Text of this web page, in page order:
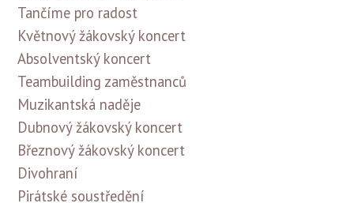
Tančíme pro radost
Květnový žákovský koncert
Absolventský koncert
Teambuilding zaměstnanců
Muzikantská naděje
Dubnový žákovský koncert
Březnový žákovský koncert
Divohraní
Pirátské soustředění